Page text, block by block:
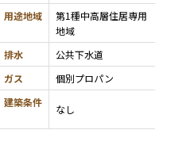
用途地域
第1種中高層住居専用
地域
排水
公共下水道
ガス
個別プロパン
建築条件
なし